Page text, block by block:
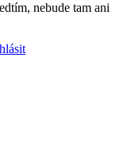
nebude tam ani